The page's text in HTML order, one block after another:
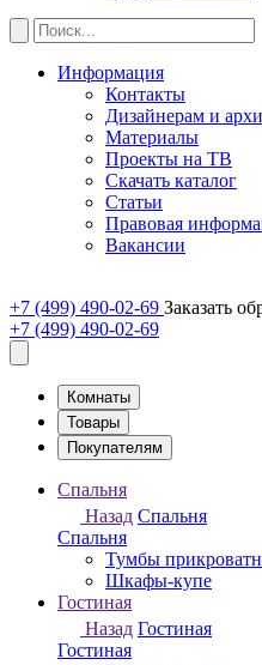
Информация
Контакты
Дизайнерам и
Материалы
Проекты на ТВ
Скачать каталог
Статьи
Правовая
Вакансии
+7 (499) 490-02-69 Заказать
+7 (499) 490-02-69